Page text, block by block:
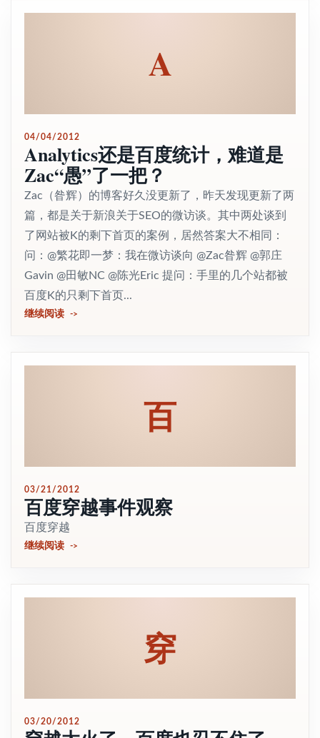
A
04/04/2012
Analytics还是百度统计，难道是
Zac“愚”了一把？
Zac（昝辉）的博客好久没更新了，昨天发现更新了两
篇，都是关于新浪关于SEO的微访谈。其中两处谈到
了网站被K的剩下首页的案例，居然答案大不相同：
问：@繁花即一梦：我在微访谈向 @Zac昝辉 @郭庄
Gavin @田敏NC @陈光Eric 提问：手里的几个站都被
百度K的只剩下首页...
继续阅读
百
03/21/2012
百度穿越事件观察
百度穿越
继续阅读
穿
03/20/2012